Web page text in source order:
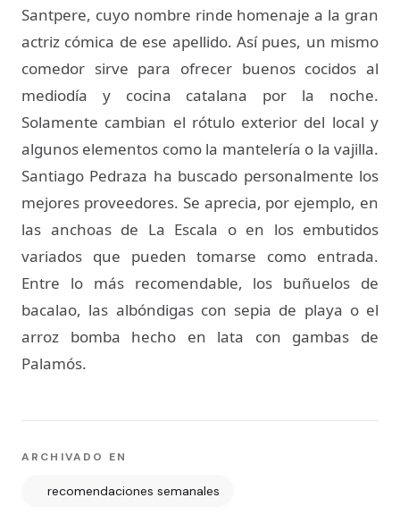
Santpere, cuyo nombre rinde homenaje a la gran
actriz cómica de ese apellido. Así pues, un mismo
comedor sirve para ofrecer buenos cocidos al
mediodía y cocina catalana por la noche.
Solamente cambian el rótulo exterior del local y
algunos elementos como la mantelería o la vajilla.
Santiago Pedraza ha buscado personalmente los
mejores proveedores. Se aprecia, por ejemplo, en
las anchoas de La Escala o en los embutidos
variados que pueden tomarse como entrada.
Entre lo más recomendable, los buñuelos de
bacalao, las albóndigas con sepia de playa o el
arroz bomba hecho en lata con gambas de
Palamós.
ARCHIVADO EN
recomendaciones semanales